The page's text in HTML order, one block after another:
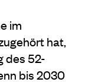
im
hat,
des 52-
bis 2030